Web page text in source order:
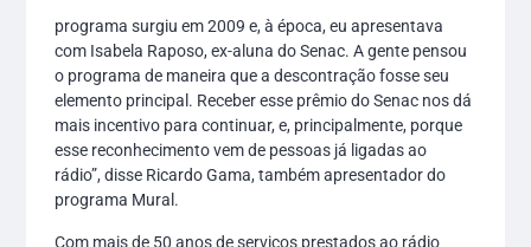
programa surgiu em 2009 e, à época, eu apresentava
com Isabela Raposo, ex-aluna do Senac. A gente pensou
o programa de maneira que a descontração fosse seu
elemento principal. Receber esse prêmio do Senac nos dá
mais incentivo para continuar, e, principalmente, porque
esse reconhecimento vem de pessoas já ligadas ao
rádio”, disse Ricardo Gama, também apresentador do
programa Mural.
Com mais de 50 anos de serviços prestados ao rádio